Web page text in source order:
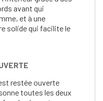
avant qui
et à une
solide qui facilite le
restée ouverte
toutes les deux